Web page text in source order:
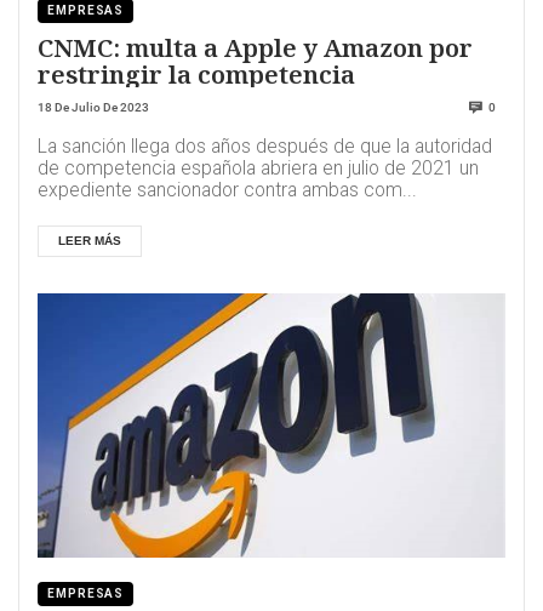
EMPRESAS
CNMC: multa a Apple y Amazon por
restringir la competencia
18 De Julio De 2023 0
La sanción llega dos años después de que la autoridad
de competencia española abriera en julio de 2021 un
expediente sancionador contra ambas com...
LEER MÁS
EMPRESAS